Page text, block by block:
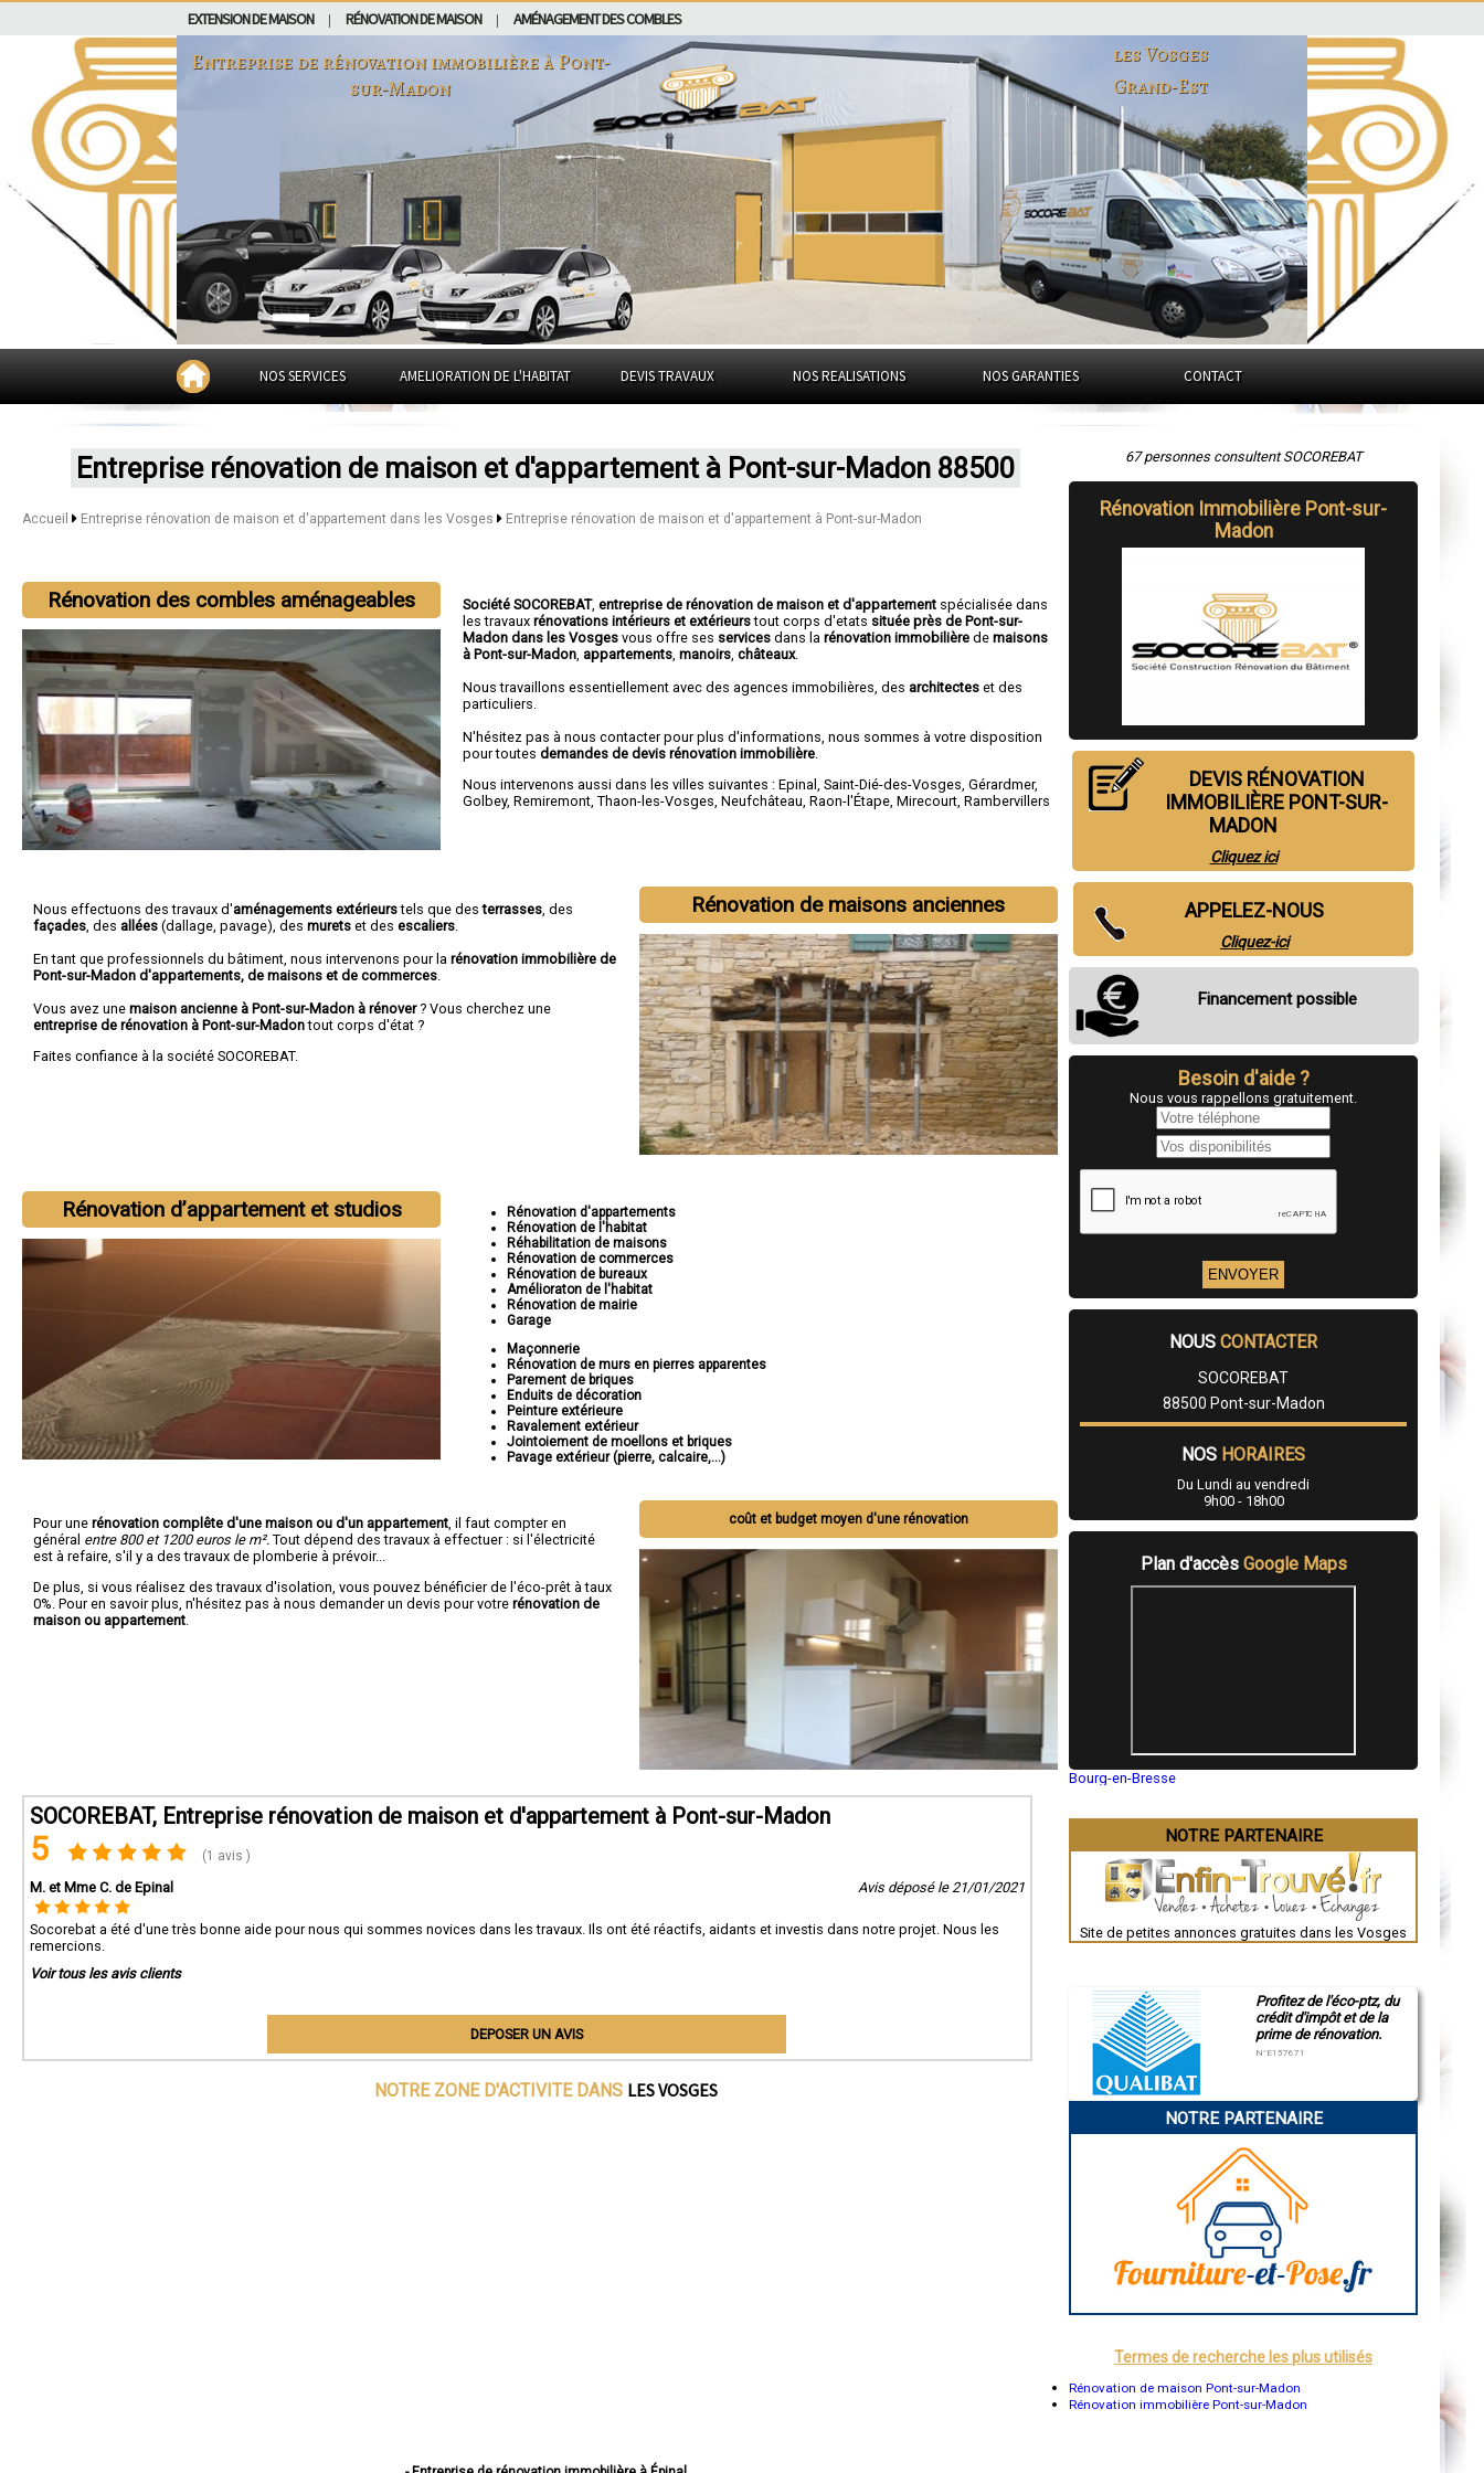
EXTENSION DE MAISON RÉNOVATION DE MAISON AMÉNAGEMENT DES COMBLES
Entreprise de rénovation immobilière àPont-
sur-Madon
les Vosges
Grand-Est
NOS SERVICES AMELIORATION DE L'HABITAT DEVIS TRAVAUX NOS REALISATIONS NOS GARANTIES CONTACT
Entreprise rénovation de maison et d'appartement à Pont-sur-Madon 88500
Accueil Entreprise rénovation de maison et d'appartement dans les Vosges Entreprise rénovation de maison et d'appartement à Pont-sur-Madon
Rénovation des combles aménageables Société SOCOREBAT,entreprise de rénovation de maison et d'appartement spécialisée dans
les travauxrénovations intérieurs et extérieurstout corps d'etats située près de Pont-sur-
Madon dans les Vosgesvous offre ses services dans larénovation immobilière demaisons
à Pont-sur-Madon appartements ,manoirs ,châteaux.
Nous travaillons essentiellement avec des agences immobilières, des architectes et des
particuliers.
N'hésitez pas à nous contacter pour plus d'informations, nous sommes à votre disposition
pour toutesdemandes de devis rénovation immobilière
Nous intervenons aussi dans les villes suivantes :Epinal ,Saint-Dié-des-Vosges ,Gérardmer,
Golbey,Remiremont ,Thaon-les-Vosges ,Neufchâteau ,Raon-l'Étape ,Mirecourt ,Rambervillers
Rénovation de maisons anciennes
Nous effectuons des travaux d'aménagements extérieurstels que desterrasses , des
façades , des allées (dallage, pavage), des murets et des escaliers
En tant que professionnels du bâtiment, nous intervenons pour la rénovation immobilière de
Pont-sur-Madon d'appartements, de maisons et de commerces
Vous avez une maison ancienne à Pont-sur-Madon à rénover? Vous cherchez une
entreprise de rénovation à Pont-sur-Madontout corps d'état ?
Faites confiance à la société SOCOREBAT.
Rénovation d’appartement et studios
Rénovation d'appartements
Rénovation de l'habitat
Réhabilitation de maisons
Rénovation de commerces
Rénovation de bureaux
Amélioraton de l'habitat
Rénovation de mairie
Garage
Maçonnerie
Rénovation de murs en pierres apparentes
Parement de briques
Enduits de décoration
Peinture extérieure
Ravalement extérieur
Jointoiement de moellons et briques
Pavage extérieur (pierre, calcaire,...)
coût et budget moyen d'une rénovation
Pour une rénovation complête d'une maison ou d'un appartement , il faut compter en
général entre 800 et 1200 euros le m². Tout dépend des travaux à effectuer : si l'électricité
est à refaire, s'il y a des travaux de plomberie à prévoir...
De plus, si vous réalisez des travaux d'isolation, vous pouvez bénéficier de l'éco-prêt à taux
0%. Pour en savoir plus, n'hésitez pas à nous demander un devis pour votre rénovation de
maison ou appartement
SOCOREBAT, Entreprise rénovation de maison et d'appartement à Pont-sur-Madon
5 (1 avis )
M. et Mme C. de Epinal Avis déposé le 21/01/2021
Socorebat a été d'une très bonne aide pour nous qui sommes novices dans les travaux. Ils ont été réactifs, aidants et investis dans notre projet. Nous les
remercions.
Voir tous les avis clients
DEPOSER UN AVIS
NOTRE ZONE D'ACTIVITE DANS LES VOSGES
67 personnes consultent SOCOREBAT
Rénovation Immobilière Pont-sur-
Madon
DEVIS RÉNOVATION
IMMOBILIÈRE PONT-SUR-
MADON
Cliquez ici
APPELEZ-NOUS
Cliquez-ici
Financement possible
Besoin d'aide ?
Nous vous rappellons gratuitement.
NOUS CONTACTER
SOCOREBAT
88500 Pont-sur-Madon
NOS HORAIRES
Du Lundi au vendredi
9h00 - 18h00
Plan d'accès Google Maps
Bourg-en-Bresse
Annonay
Charleville-Mézières
Troyes
Narbonne
Caen
Aurillac
Angoulême
La Rochelle
Bourges
Brive-la-Gaillarde
Dijon
Toulouse
Dole
Mont-de-Marsan
NOTRE PARTENAIRE
Site de petites annonces gratuites dans les Vosges
Profitez de l'éco-ptz, du
crédit d'impôt et de la
prime de rénovation.
N°E157671
NOTRE PARTENAIRE
Termes de recherche les plus utilisés
Rénovation de maison Pont-sur-Madon
Rénovation immobilière Pont-sur-Madon